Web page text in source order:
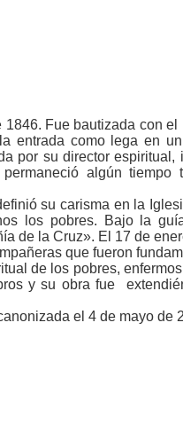
Fue bautizada con
entrada como lega en
por su director
algún tiempo
su carisma en la
los pobres. Bajo la
de la Cruz». El 17 de
que fueron
de los pobres,
y su obra fue
el 4 de mayo de